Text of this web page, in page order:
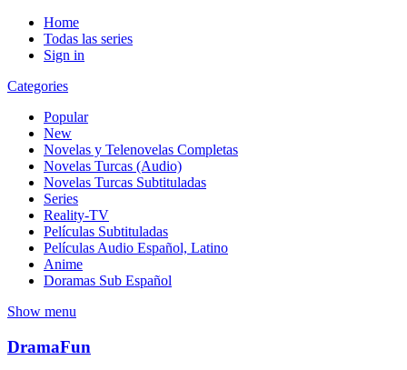
Home
Todas las series
Sign in
Categories
Popular
New
Novelas y Telenovelas Completas
Novelas Turcas (Audio)
Novelas Turcas Subtituladas
Series
Reality-TV
Películas Subtituladas
Películas Audio Español, Latino
Anime
Doramas Sub Español
Show menu
DramaFun